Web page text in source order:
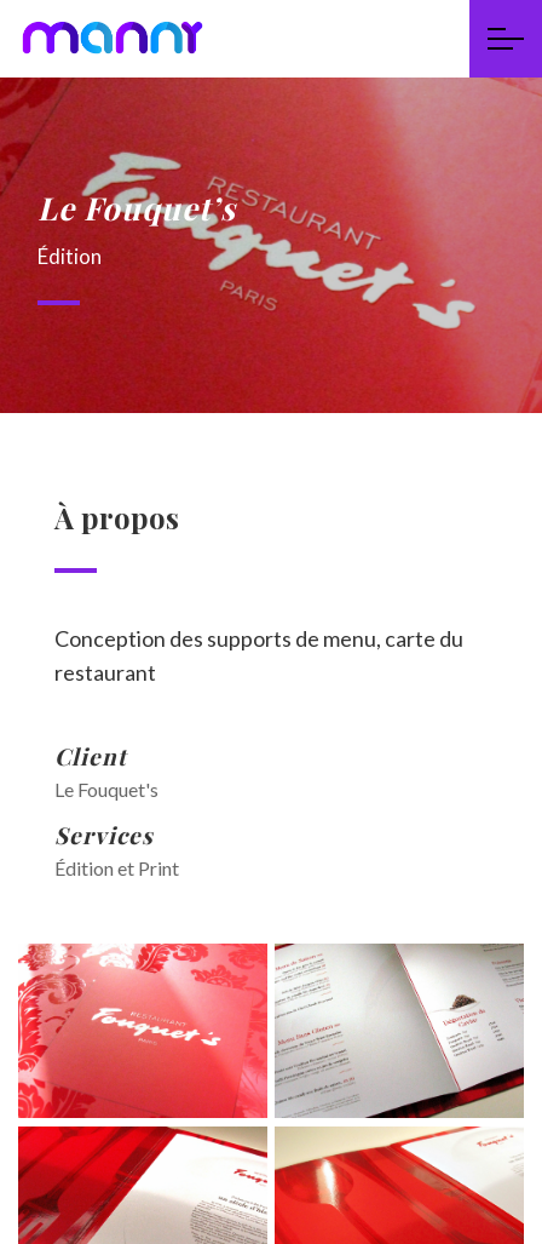
Le Fouquet’s
Édition
À propos
Conception des supports de menu, carte du
restaurant
Client
Le Fouquet's
Services
Édition et Print